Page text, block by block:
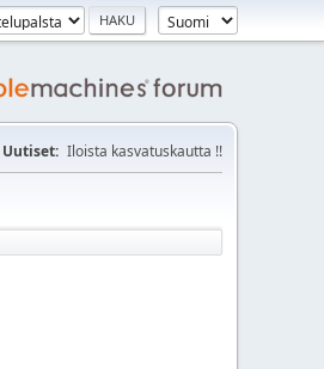
Uutiset: Iloista kasvatuskautta !!